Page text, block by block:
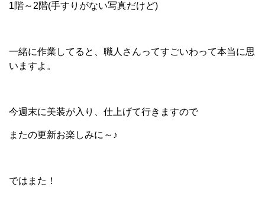
1階～2階(手すりがない写真だけど)
一緒に作業してると、職人さんってすごいわって本当に思
いますよ。
今週末に美装が入り、仕上げて行きますので
またの更新お楽しみに～♪
ではまた！